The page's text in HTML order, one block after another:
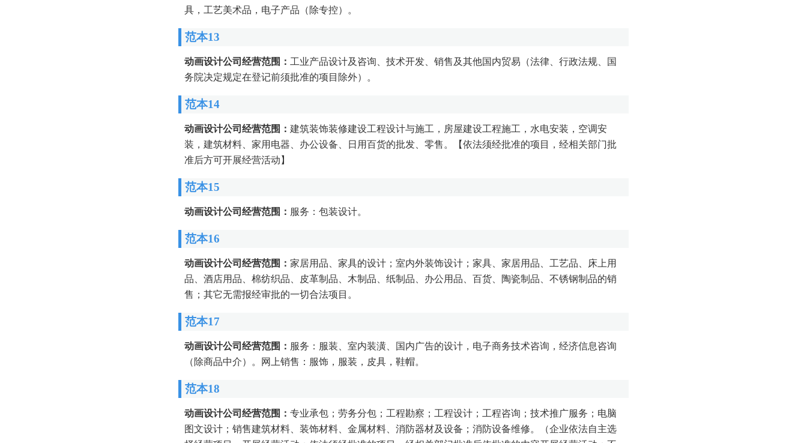
具，工艺美术品，电子产品（除专控）。
范本13
动画设计公司经营范围： 工业产品设计及咨询、技术开发、销售及其他国内贸易（法律、行政法规、国
务院决定规定在登记前须批准的项目除外）。
范本14
动画设计公司经营范围： 建筑装饰装修建设工程设计与施工，房屋建设工程施工，水电安装，空调安
装，建筑材料、家用电器、办公设备、日用百货的批发、零售。【依法须经批准的项目，经相关部门批
准后方可开展经营活动】
范本15
动画设计公司经营范围： 服务：包装设计。
范本16
动画设计公司经营范围： 家居用品、家具的设计；室内外装饰设计；家具、家居用品、工艺品、床上用
品、酒店用品、棉纺织品、皮革制品、木制品、纸制品、办公用品、百货、陶瓷制品、不锈钢制品的销
售；其它无需报经审批的一切合法项目。
范本17
动画设计公司经营范围： 服务：服装、室内装潢、国内广告的设计，电子商务技术咨询，经济信息咨询
（除商品中介）。网上销售：服饰，服装，皮具，鞋帽。
范本18
动画设计公司经营范围： 专业承包；劳务分包；工程勘察；工程设计；工程咨询；技术推广服务；电脑
图文设计；销售建筑材料、装饰材料、金属材料、消防器材及设备；消防设备维修。（企业依法自主选